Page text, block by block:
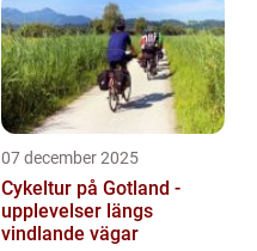
07 december 2025
Cykeltur på Gotland -
upplevelser längs
vindlande vägar